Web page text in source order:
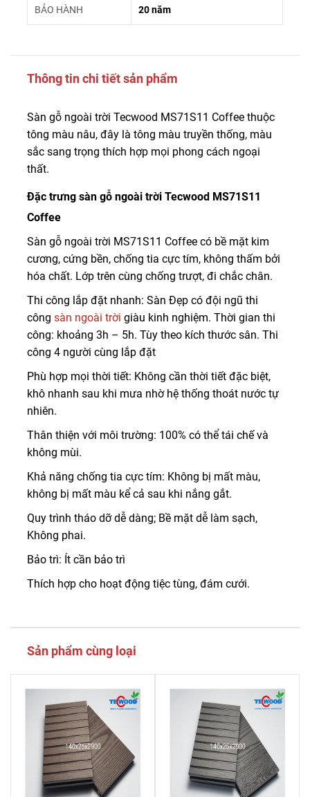
BẢO HÀNH 20 năm
Thông tin chi tiết sản phẩm
Sàn gỗ ngoài trời Tecwood MS71S11 Coffee thuộc
tông màu nâu, đây là tông màu truyền thống, màu
sắc sang trọng thích hợp mọi phong cách ngoại
thất.
Đặc trưng sàn gỗ ngoài trời Tecwood MS71S11
Coffee
Sàn gỗ ngoài trời MS71S11 Coffee có bề mặt kim
cương, cứng bền, chống tia cực tím, không thấm bởi
hóa chất. Lớp trên cùng chống trượt, đi chắc chân.
Thi công lắp đặt nhanh: Sàn Đẹp có đội ngũ thi
công sàn ngoài trời giàu kinh nghiệm. Thời gian thi
công: khoảng 3h – 5h. Tùy theo kích thước sân. Thi
công 4 người cùng lắp đặt
Phù hợp mọi thời tiết: Không cần thời tiết đặc biệt,
khô nhanh sau khi mưa nhờ hệ thống thoát nước tự
nhiên.
Thân thiện với môi trường: 100% có thể tái chế và
không mùi.
Khả năng chống tia cực tím: Không bị mất màu,
không bị mất màu kể cả sau khi nắng gắt.
Quy trình tháo dỡ dễ dàng; Bề mặt dễ làm sạch,
Không phai.
Bảo trì: Ít cần bảo trì
Thích hợp cho hoạt động tiệc tùng, đám cưới.
Sản phẩm cùng loại